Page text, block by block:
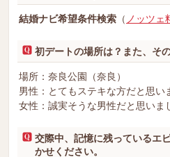
結婚ナビ希望条件検索 （ ノッツェ
初デートの場所は？また、そ
場所：奈良公園（奈良）
男性：とてもステキな方だと思い
女性：誠実そうな男性だと思いま
交際中、記憶に残っているエ
かせください。